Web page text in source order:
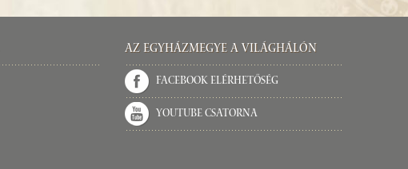
Az Egyházmegye a világhálón
Facebook elérhetőség
Youtube csatorna